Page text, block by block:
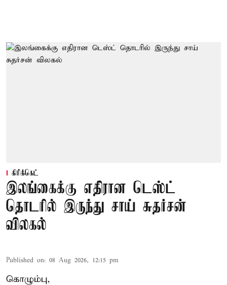
கிரிக்கெட்
இலங்கைக்கு எதிரான டெஸ்ட்
தொடரில் இருந்து சாய் சுதர்சன்
விலகல்
Published on: 08 Aug 2026, 12:15 pm
கொழும்பு,